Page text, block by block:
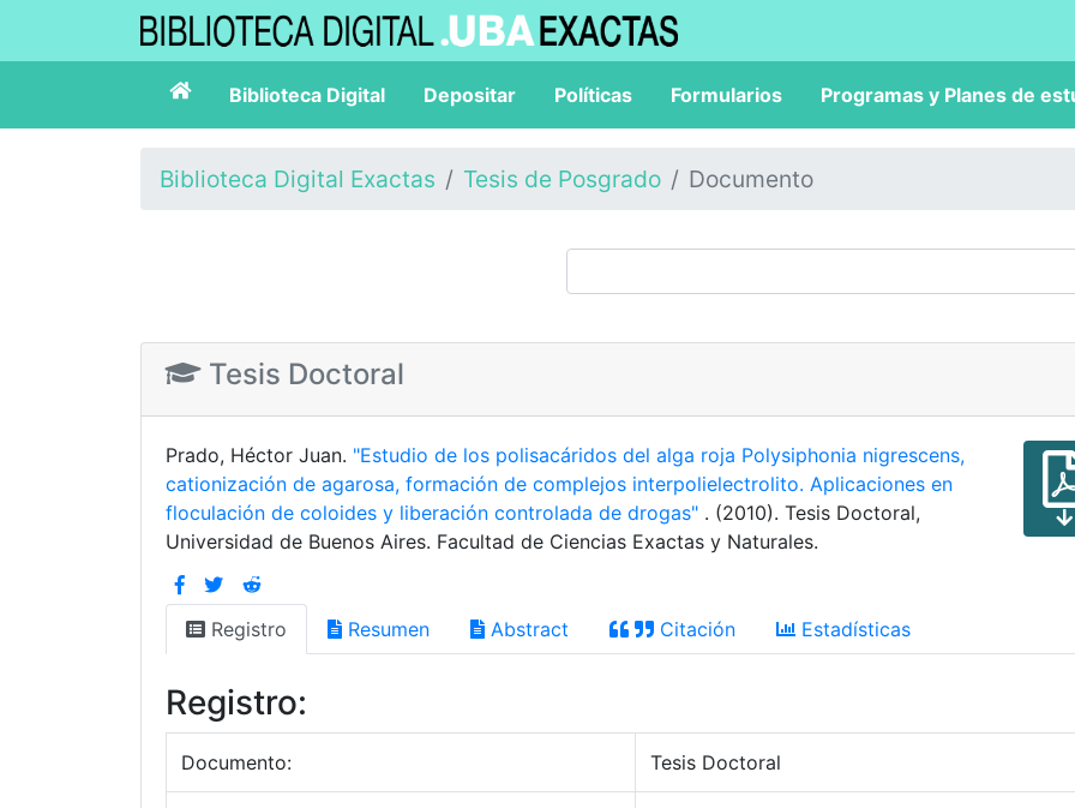
Biblioteca Digital Depositar Políticas Formularios Programas y Planes de
Biblioteca Digital Exactas Tesis de Posgrado Documento
Tesis Doctoral
Prado, Héctor Juan. "Estudio de los polisacáridos del alga roja Polysiphonia nigrescens,
cationización de agarosa, formación de complejos interpolielectrolito. Aplicaciones en
floculación de coloides y liberación controlada de drogas" . (2010). Tesis Doctoral,
Universidad de Buenos Aires. Facultad de Ciencias Exactas y Naturales.
Registro Resumen Abstract Citación Estadísticas
Registro:
Documento: Tesis Doctoral